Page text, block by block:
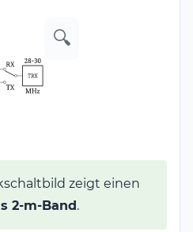
🔍
zeigt einen
2-m-Band.